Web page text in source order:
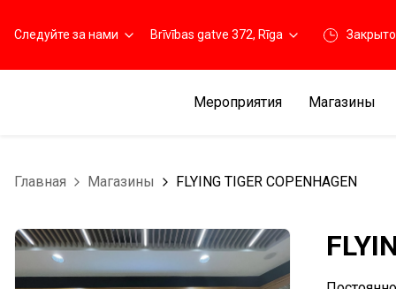
Следуйте за нами Brīvības gatve 372, Rīga Закрыто
Мероприятия Магазины
Главная Магазины FLYING TIGER COPENHAGEN